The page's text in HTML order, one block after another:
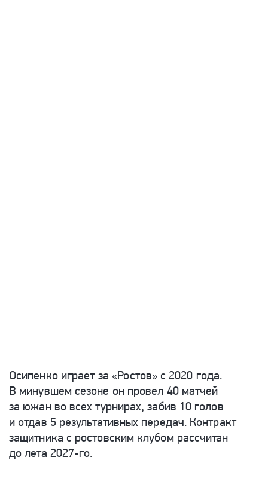
Осипенко играет за «Ростов» с 2020 года.
В минувшем сезоне он провел 40 матчей
за южан во всех турнирах, забив 10 голов
и отдав 5 результативных передач. Контракт
защитника с ростовским клубом рассчитан
до лета 2027-го.